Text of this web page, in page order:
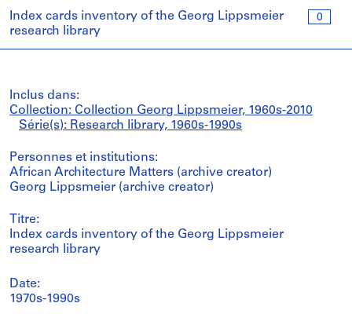
0
Index cards inventory of the Georg Lippsmeier
research library
Inclus dans:
Collection: Collection Georg Lippsmeier, 1960s-2010
Série(s): Research library, 1960s-1990s
Personnes et institutions:
African Architecture Matters (archive creator)
Georg Lippsmeier (archive creator)
Titre:
Index cards inventory of the Georg Lippsmeier
research library
Date:
1970s-1990s